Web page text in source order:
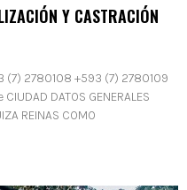
Y CASTRACIÓN
2780108 +593 (7) 2780109
DATOS GENERALES
REINAS COMO